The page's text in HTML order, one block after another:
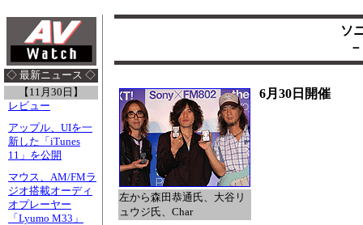
◇ 最新ニュース ◇
【11月30日】
レビュー
アップル、UIを一
新した「iTunes
11」を公開
マウス、AM/FMラ
ジオ搭載オーディ
オプレーヤー
「Lyumo M33」
ソ
左から森田恭通氏、大谷リ
ュウジ氏、Char
6月30日開催